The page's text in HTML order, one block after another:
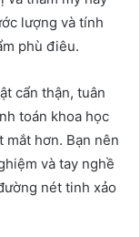
lượng và tính
phù điêu.
cẩn thận, tuân
toán khoa học
mắt hơn. Bạn nên
và tay nghề
nét tinh xảo